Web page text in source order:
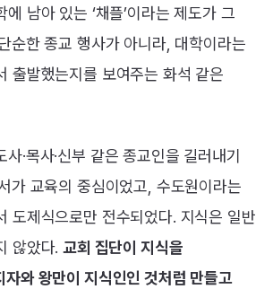
남아 있는 ‘채플’이라는 제도가 그
순한 종교 행사가 아니라, 대학이라는
출발했는지를 보여주는 화석 같은
·목사·신부 같은 종교인을 길러내기
가 교육의 중심이었고, 수도원이라는
도제식으로만 전수되었다. 지식은 일반
않았다.교회 집단이 지식을
자와 왕만이 지식인인 것처럼 만들고